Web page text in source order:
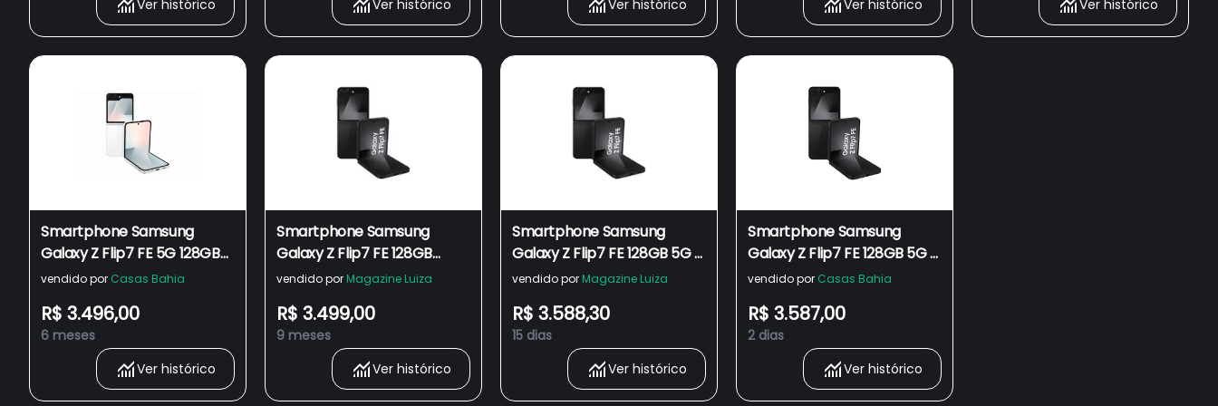
Ver histórico
Ver histórico
Ver histórico
Ver histórico
Ver histórico
Smartphone Samsung
Galaxy Z Flip7 FE 5G 128GB
8GB RAM Tela 6.7" AMOLED
Branco -
CEL.DESB.SAMSUNG GALAXY
Z FLIP 7 5G FE 128GB BR.
vendido por Casas Bahia
R$ 3.496,00
6 meses
Ver histórico
Smartphone Samsung
Galaxy Z Flip7 FE 128GB
Preto 5G 8GB RAM Tela 6,7"
AI
vendido por Magazine Luiza
R$ 3.499,00
9 meses
Ver histórico
Smartphone Samsung
Galaxy Z Flip7 FE 128GB 5G -
Preto, Tela dobrável de 6.7",
vendido por Magazine Luiza
R$ 3.588,30
15 dias
Ver histórico
Smartphone Samsung
Galaxy Z Flip7 FE 128GB 5G -
Preto, Tela dobrável de 6.7",
vendido por Casas Bahia
R$ 3.587,00
2 dias
Ver histórico